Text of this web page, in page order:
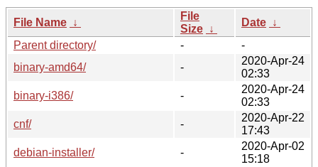
File Name ↓
File
Size ↓
Date ↓
Parent directory/
-
-
binary-amd64/
-
2020-Apr-24
02:33
binary-i386/
-
2020-Apr-24
02:33
cnf/
-
2020-Apr-22
17:43
debian-installer/
-
2020-Apr-02
15:18